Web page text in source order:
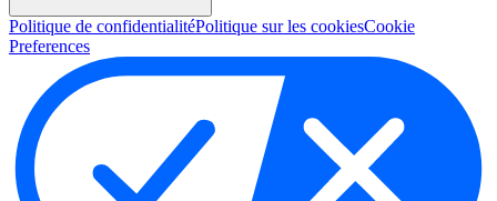
Politique de confidentialitéPolitique sur les cookiesCookie
Preferences